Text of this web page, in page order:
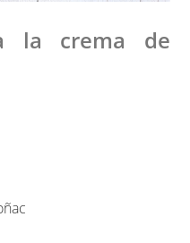
la crema de